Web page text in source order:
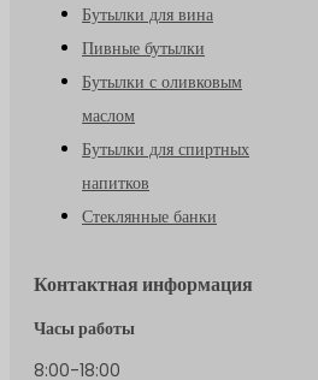
Бутылки для вина
Пивные бутылки
Бутылки с оливковым
маслом
Бутылки для спиртных
напитков
Стеклянные банки
Контактная информация
Часы работы
8:00-18:00